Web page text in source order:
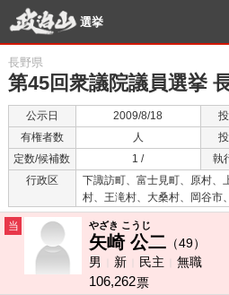
選挙
長野県
第45回衆議院議員選挙
公示日 2009/8/18
有権者数
人
定数/候補数
1 / 執
行政区
下諏訪町、富士見町、原村、
村、王滝村、大桑村、岡谷市
当 やざき こうじ
矢崎 公二 （49）
男
新 民主 無職
106,262票